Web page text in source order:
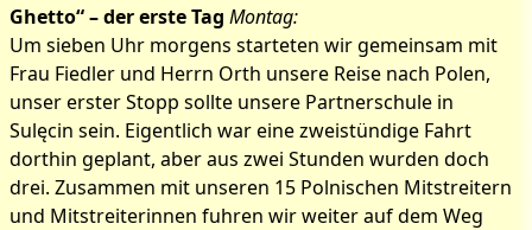
Ghetto“ – der erste Tag Montag:
Um sieben Uhr morgens starteten wir gemeinsam mit
Frau Fiedler und Herrn Orth unsere Reise nach Polen,
unser erster Stopp sollte unsere Partnerschule in
Sulęcin sein. Eigentlich war eine zweistündige Fahrt
dorthin geplant, aber aus zwei Stunden wurden doch
drei. Zusammen mit unseren 15 Polnischen Mitstreitern
und Mitstreiterinnen fuhren wir weiter auf dem Weg